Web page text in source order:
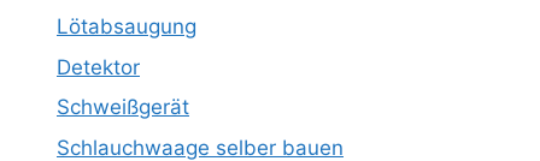
Lötabsaugung
Detektor
Schweißgerät
Schlauchwaage selber bauen